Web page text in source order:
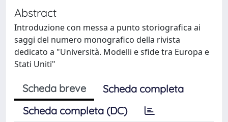
Abstract
Introduzione con messa a punto storiografica ai
saggi del numero monografico della rivista
dedicato a "Università. Modelli e sfide tra Europa e
Stati Uniti"
Scheda breve
Scheda completa
Scheda completa (DC)